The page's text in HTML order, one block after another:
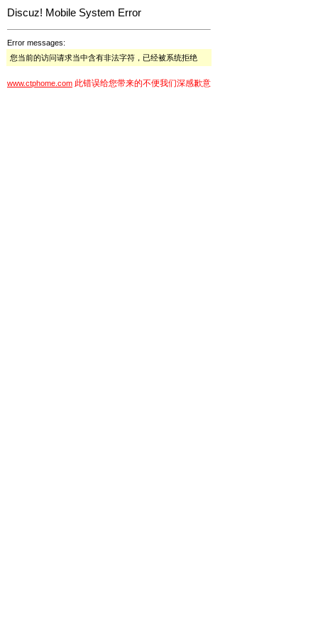
Discuz! Mobile System Error
Error messages:
您当前的访问请求当中含有非法字符，已经被系统拒绝
www.ctphome.com 此错误给您带来的不便我们深感歉意